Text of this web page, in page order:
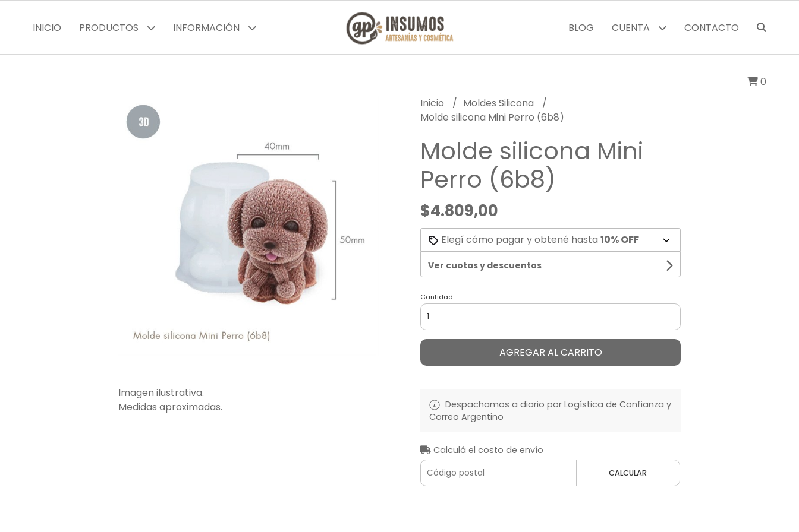
INICIO PRODUCTOS INFORMACIÓN BLOG CUENTA CONTACTO
0
Imagen ilustrativa.
Medidas aproximadas.
Inicio
Moldes Silicona
Molde silicona Mini Perro (6b8)
Molde silicona Mini
Perro (6b8)
$4.809,00
Elegí cómo pagar y obtené hasta 10% OFF
Ver cuotas y descuentos
Cantidad
AGREGAR AL CARRITO
Despachamos a diario por Logística de Confianza y
Correo Argentino
Calculá el costo de envío
CALCULAR